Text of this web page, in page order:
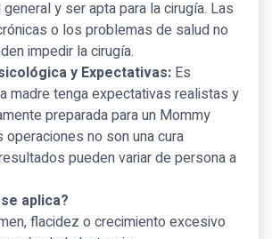
y ser apta para la cirugía. Las
o los problemas de salud no
impedir la cirugía.
y Expectativas: Es
madre tenga expectativas realistas y
preparada para un Mommy
operaciones no son una cura
pueden variar de persona a
aplica?
flacidez o crecimiento excesivo